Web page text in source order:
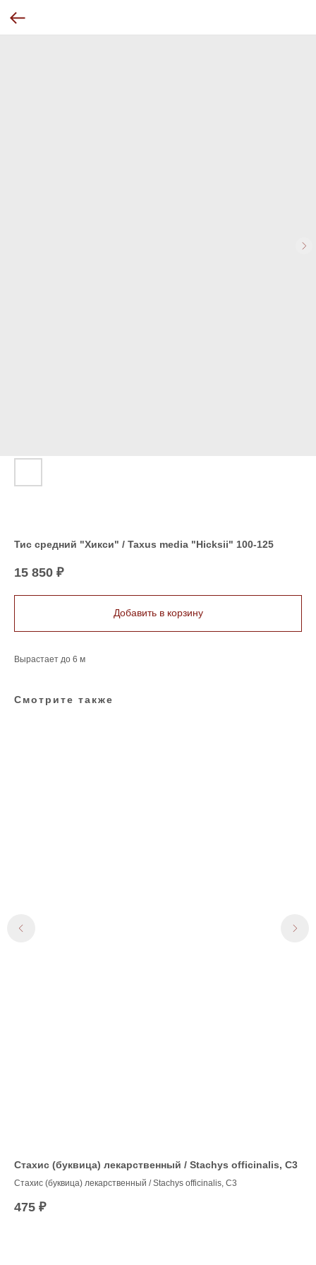
Тис средний "Хикси" / Taxus media "Hicksii" 100-125
15 850 ₽
Добавить в корзину
Вырастает до 6 м
Смотрите также
Стахис (буквица) лекарственный / Stachys officinalis, C3
Стахис (буквица) лекарственный / Stachys officinalis, C3
475 ₽